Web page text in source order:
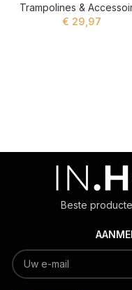
Trampolines &
€ 29,97
Beste